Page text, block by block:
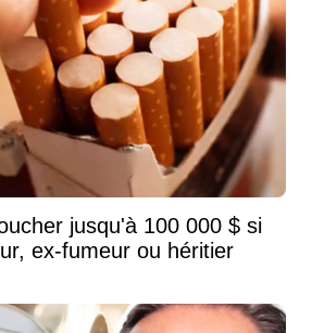
jusqu'à 100 000 $ si
ex-fumeur ou héritier